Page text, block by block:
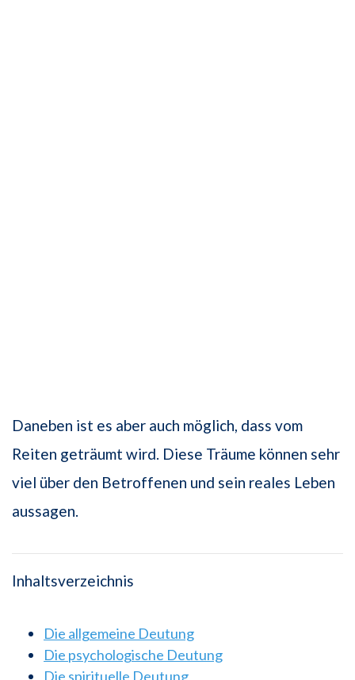
Daneben ist es aber auch möglich, dass vom
Reiten geträumt wird. Diese Träume können sehr
viel über den Betroffenen und sein reales Leben
aussagen.
Inhaltsverzeichnis
Die allgemeine Deutung
Die psychologische Deutung
Die spirituelle Deutung